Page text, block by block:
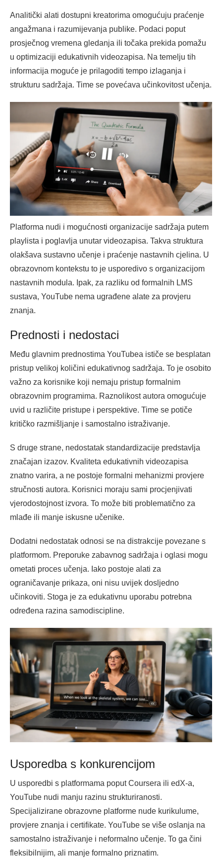
Analitički alati dostupni kreatorima omogućuju praćenje
angažmana i razumijevanja publike. Podaci poput
prosječnog vremena gledanja ili točaka prekida pomažu
u optimizaciji edukativnih videozapisa. Na temelju tih
informacija moguće je prilagoditi tempo izlaganja i
strukturu sadržaja. Time se povećava učinkovitost učenja.
Platforma nudi i mogućnosti organizacije sadržaja putem
playlista i poglavlja unutar videozapisa. Takva struktura
olakšava sustavno učenje i praćenje nastavnih cjelina. U
obrazovnom kontekstu to je usporedivo s organizacijom
nastavnih modula. Ipak, za razliku od formalnih LMS
sustava, YouTube nema ugrađene alate za provjeru
znanja.
Prednosti i nedostaci
Među glavnim prednostima YouTubea ističe se besplatan
pristup velikoj količini edukativnog sadržaja. To je osobito
važno za korisnike koji nemaju pristup formalnim
obrazovnim programima. Raznolikost autora omogućuje
uvid u različite pristupe i perspektive. Time se potiče
kritičko razmišljanje i samostalno istraživanje.
S druge strane, nedostatak standardizacije predstavlja
značajan izazov. Kvaliteta edukativnih videozapisa
znatno varira, a ne postoje formalni mehanizmi provjere
stručnosti autora. Korisnici moraju sami procjenjivati
vjerodostojnost izvora. To može biti problematično za
mlađe ili manje iskusne učenike.
Dodatni nedostatak odnosi se na distrakcije povezane s
platformom. Preporuke zabavnog sadržaja i oglasi mogu
ometati proces učenja. Iako postoje alati za
ograničavanje prikaza, oni nisu uvijek dosljedno
učinkoviti. Stoga je za edukativnu uporabu potrebna
određena razina samodiscipline.
Usporedba s konkurencijom
U usporedbi s platformama poput Coursera ili edX-a,
YouTube nudi manju razinu strukturiranosti.
Specijalizirane obrazovne platforme nude kurikulume,
provjere znanja i certifikate. YouTube se više oslanja na
samostalno istraživanje i neformalno učenje. To ga čini
fleksibilnijim, ali manje formalno priznatim.